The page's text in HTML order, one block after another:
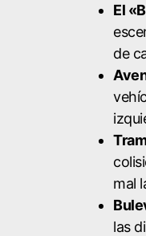
El
de
mal
las